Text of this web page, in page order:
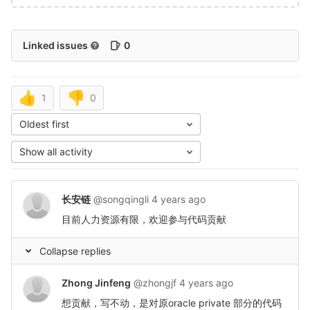
Linked issues 0
👍 1 👎 0
Oldest first
Show all activity
长安链 @songqingli 4 years ago
目前人力资源有限，欢迎参与代码贡献
Collapse replies
Zhong Jinfeng @zhongjf 4 years ago
想贡献，写不动，是对原oracle private 部分的代码